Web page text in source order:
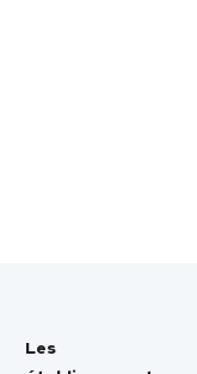
Les